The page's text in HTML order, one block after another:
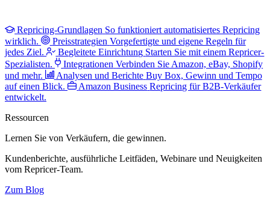
Repricing-Grundlagen So funktioniert automatisiertes Repricing
wirklich.
Preisstrategien Vorgefertigte und eigene Regeln für
jedes Ziel.
Begleitete Einrichtung Starten Sie mit einem Repricer-
Spezialisten.
Integrationen Verbinden Sie Amazon, eBay, Shopify
und mehr.
Analysen und Berichte Buy Box, Gewinn und Tempo
auf einen Blick.
Amazon Business Repricing für B2B-Verkäufer
entwickelt.
Ressourcen
Lernen Sie von Verkäufern, die gewinnen.
Kundenberichte, ausführliche Leitfäden, Webinare und Neuigkeiten
vom Repricer-Team.
Zum Blog